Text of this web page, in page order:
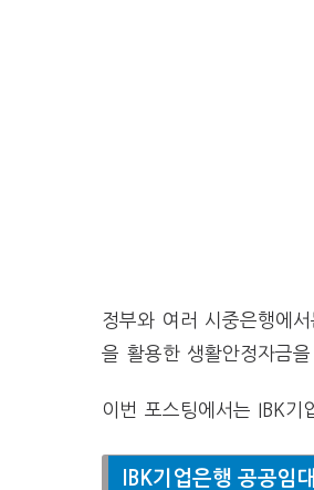
정부와 여러 시중은행에
을 활용한 생활안정자금
이번 포스팅에서는 IBK
IBK기업은행 공공임